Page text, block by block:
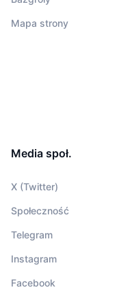
Mapa strony
Media społ.
X (Twitter)
Społeczność
Telegram
Instagram
Facebook